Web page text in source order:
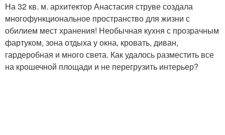
На 32 кв. м. архитектор Анастасия струве создала
многофункциональное пространство для жизни с
обилием мест хранения! Необычная кухня с прозрачным
фартуком, зона отдыха у окна, кровать, диван,
гардеробная и много света. Как удалось разместить все
на крошечной площади и не перегрузить интерьер?